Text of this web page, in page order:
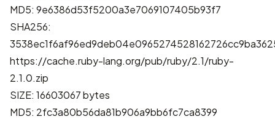
MD5: 9e6386d53f5200a3e7069107405b93f7
SHA256:
https://cache.ruby-lang.org/pub/ruby/2.1/ruby-
2.1.0.zip
SIZE: 16603067 bytes
MD5: 2fc3a80b56da81b906a9bb6fc7ca8399